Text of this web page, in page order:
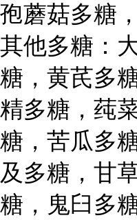
孢蘑菇多糖
其他多糖：
糖，黄芪多
精多糖，莼
糖，苦瓜多
及多糖，甘
糖，鬼臼多